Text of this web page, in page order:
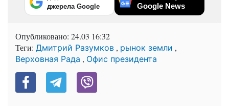
джерела Google Google News
Опубликовано: 24.03 16:32
Теги: Дмитрий Разумков , рынок земли ,
Верховная Рада , Офис президента